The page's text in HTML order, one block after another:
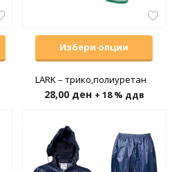
Избери опции
LARK – трико,полиуретан
28,00 ден + 18 % ддв